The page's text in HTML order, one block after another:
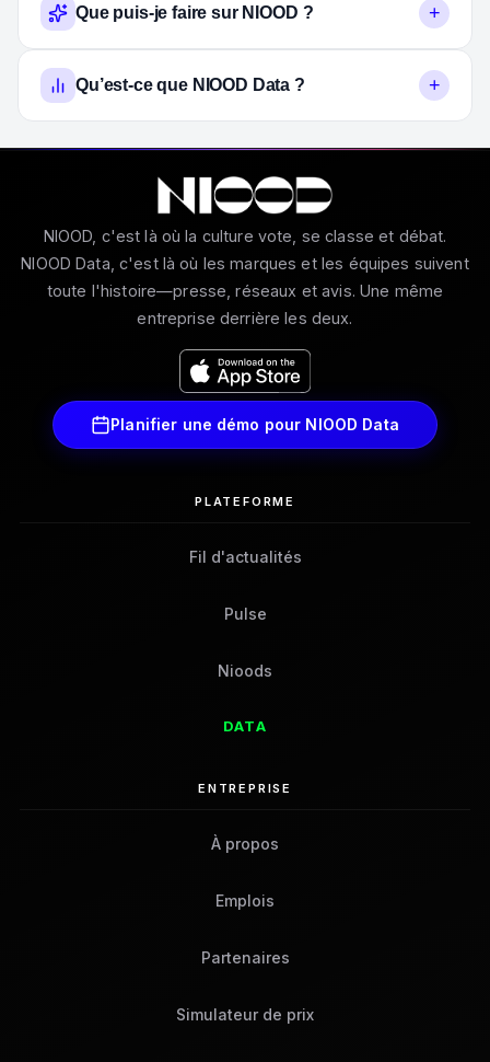
Que puis-je faire sur NIOOD ? +
Qu’est-ce que NIOOD Data ? +
NIOOD, c'est là où la culture vote, se classe et débat.
NIOOD Data, c'est là où les marques et les équipes suivent
toute l'histoire—presse, réseaux et avis. Une même
entreprise derrière les deux.
Planifier une démo pour NIOOD Data
PLATEFORME
Fil d'actualités
Pulse
Nioods
DATA
ENTREPRISE
À propos
Emplois
Partenaires
Simulateur de prix